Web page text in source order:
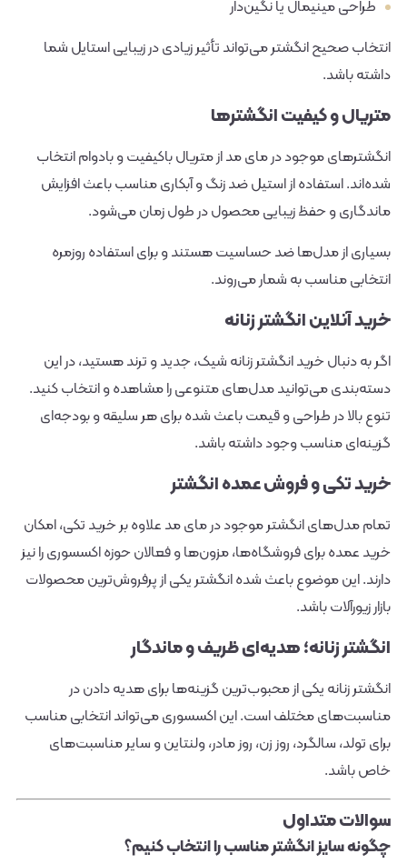
طراحی مینیمال یا نگین‌دار
انتخاب صحیح انگشتر می‌تواند تأثیر زیادی در زیبایی استایل شما
داشته باشد.
متریال و کیفیت انگشترها
انگشترهای موجود در مای مد از متریال باکیفیت و بادوام انتخاب
شده‌اند. استفاده از استیل ضد زنگ و آبکاری مناسب باعث افزایش
ماندگاری و حفظ زیبایی محصول در طول زمان می‌شود.
بسیاری از مدل‌ها ضد حساسیت هستند و برای استفاده روزمره
انتخابی مناسب به شمار می‌روند.
خرید آنلاین انگشتر زنانه
اگر به دنبال خرید انگشتر زنانه شیک، جدید و ترند هستید، در این
دسته‌بندی می‌توانید مدل‌های متنوعی را مشاهده و انتخاب کنید.
تنوع بالا در طراحی و قیمت باعث شده برای هر سلیقه و بودجه‌ای
گزینه‌ای مناسب وجود داشته باشد.
خرید تکی و فروش عمده انگشتر
تمام مدل‌های انگشتر موجود در مای مد علاوه بر خرید تکی، امکان
خرید عمده برای فروشگاه‌ها، مزون‌ها و فعالان حوزه اکسسوری را نیز
دارند. این موضوع باعث شده انگشتر یکی از پرفروش‌ترین محصولات
بازار زیورآلات باشد.
انگشتر زنانه؛ هدیه‌ای ظریف و ماندگار
انگشتر زنانه یکی از محبوب‌ترین گزینه‌ها برای هدیه دادن در
مناسبت‌های مختلف است. این اکسسوری می‌تواند انتخابی مناسب
برای تولد، سالگرد، روز زن، روز مادر، ولنتاین و سایر مناسبت‌های
خاص باشد.
سوالات متداول
چگونه سایز انگشتر مناسب را انتخاب کنیم؟